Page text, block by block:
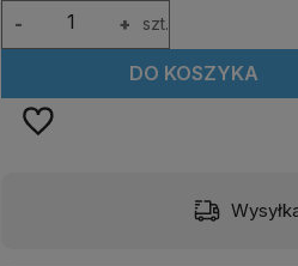
+
- szt.
DO KOSZYKA